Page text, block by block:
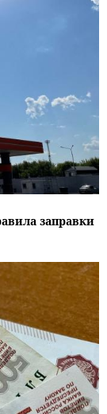
заправки